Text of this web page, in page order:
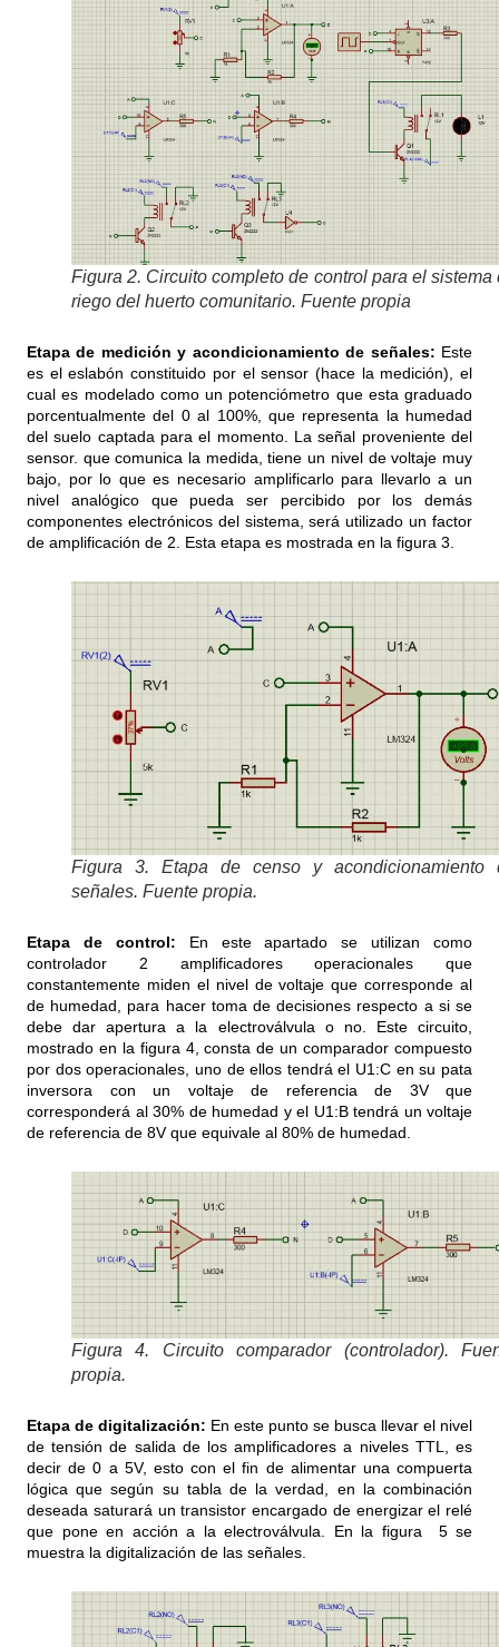
Figura 2. Circuito completo de control para el sistema
riego del huerto comunitario. Fuente propia
Etapa de medición y acondicionamiento de señales: Este
es el eslabón constituido por el sensor (hace la medición), el
cual es modelado como un potenciómetro que esta graduado
porcentualmente del 0 al 100%, que representa la humedad
del suelo captada para el momento. La señal proveniente del
sensor. que comunica la medida, tiene un nivel de voltaje muy
bajo, por lo que es necesario amplificarlo para llevarlo a un
nivel analógico que pueda ser percibido por los demás
componentes electrónicos del sistema, será utilizado un factor
de amplificación de 2. Esta etapa es mostrada en la figura 3.
Figura 3. Etapa de censo y acondicionamiento
señales. Fuente propia.
Etapa de control: En este apartado se utilizan como
controlador 2 amplificadores operacionales que
constantemente miden el nivel de voltaje que corresponde al
de humedad, para hacer toma de decisiones respecto a si se
debe dar apertura a la electroválvula o no. Este circuito,
mostrado en la figura 4, consta de un comparador compuesto
por dos operacionales, uno de ellos tendrá el U1:C en su pata
inversora con un voltaje de referencia de 3V que
corresponderá al 30% de humedad y el U1:B tendrá un voltaje
de referencia de 8V que equivale al 80% de humedad.
Figura 4. Circuito comparador (controlador).
propia.
Etapa de digitalización: En este punto se busca llevar el nivel
de tensión de salida de los amplificadores a niveles TTL, es
decir de 0 a 5V, esto con el fin de alimentar una compuerta
lógica que según su tabla de la verdad, en la combinación
deseada saturará un transistor encargado de energizar el relé
que pone en acción a la electroválvula. En la figura 5 se
muestra la digitalización de las señales.